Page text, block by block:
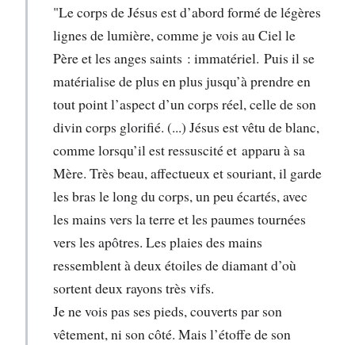
"Le corps de Jésus est d’abord formé de légères
lignes de lumière, comme je vois au Ciel le
Père et les anges saints : immatériel. Puis il se
matérialise de plus en plus jusqu’à prendre en
tout point l’aspect d’un corps réel, celle de son
divin corps glorifié. (...) Jésus est vêtu de blanc,
comme lorsqu’il est ressuscité et apparu à sa
Mère. Très beau, affectueux et souriant, il garde
les bras le long du corps, un peu écartés, avec
les mains vers la terre et les paumes tournées
vers les apôtres. Les plaies des mains
ressemblent à deux étoiles de diamant d’où
sortent deux rayons très vifs.
Je ne vois pas ses pieds, couverts par son
vêtement, ni son côté. Mais l’étoffe de son